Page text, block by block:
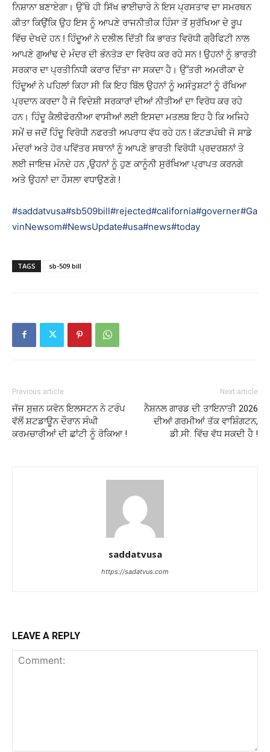
ਨਿਸ਼ਾਨਾ ਬਣਾਏਗਾ। ਉੱਥੇ ਹੀ ਸਿੱਖ ਭਾਈਚਾਰੇ ਨੇ ਇਸ ਪ੍ਰਸਤਾਵ ਦਾ ਸਮਰਥਨ
ਕੀਤਾ ਕਿਉਂਕਿ ਉਹ ਇਸ ਨੂੰ ਆਪਣੇ ਰਾਜਨੀਤੀਕ ਹਿੰਸਾ ਤੋਂ ਸੁਰੱਖਿਆ ਦੇ ਰੂਪ
ਵਿੱਚ ਦੇਖਦੇ ਹਨ ! ਹਿੰਦੂਆਂ ਨੇ ਦਲੀਲ ਦਿੱਤੀ ਕਿ ਭਾਰਤ ਵਿਰੋਧੀ ਗ੍ਰੈਫਿਟੀ ਨਾਲ
ਆਪਣੇ ਗੁਆਂਢ ਦੇ ਮੰਦਰ ਦੀ ਭੰਨਤੋੜ ਦਾ ਵਿਰੋਧ ਕਰ ਰਹੇ ਸਨ ! ਉਹਨਾਂ ਨੂੰ ਭਾਰਤੀ
ਸਰਕਾਰ ਦਾ ਪ੍ਰਤੀਨਿਧੀ ਕਰਾਰ ਦਿੱਤਾ ਜਾ ਸਕਦਾ ਹੈ। ਉੱਤਰੀ ਅਮਰੀਕਾ ਦੇ
ਹਿੰਦੂਆਂ ਨੇ ਪਹਿਲਾਂ ਕਿਹਾ ਸੀ ਕਿ ਇਹ ਬਿੱਲ ਉਹਨਾਂ ਨੂੰ ਅਸੰਤੁਸ਼ਟਾਂ ਨੂੰ ਰੱਖਿਆ
ਪ੍ਰਦਾਨ ਕਰਦਾ ਹੈ ਜੋ ਵਿਦੇਸ਼ੀ ਸਰਕਾਰਾਂ ਦੀਆਂ ਨੀਤੀਆਂ ਦਾ ਵਿਰੋਧ ਕਰ ਰਹੇ
ਹਨ। ਹਿੰਦੂ ਕੈਲੀਫੋਰਨੀਆ ਵਾਸੀਆਂ ਲਈ ਇਸਦਾ ਮਤਲਬ ਇਹ ਹੈ ਕਿ ਅਜਿਹੇ
ਸਮੇਂ ਚ ਜਦੋਂ ਹਿੰਦੂ ਵਿਰੋਧੀ ਨਫਰਤੀ ਅਪਰਾਧ ਵੱਧ ਰਹੇ ਹਨ ! ਕੱਟੜਪੰਥੀ ਜੋ ਸਾਡੇ
ਮੰਦਰਾਂ ਅਤੇ ਹੋਰ ਪਵਿੱਤਰ ਸਥਾਨਾਂ ਨੂੰ ਆਪਣੇ ਭਾਰਤੀ ਵਿਰੋਧੀ ਪ੍ਰਦਰਸ਼ਨਾਂ ਤੇ
ਲਈ ਜਾਇਜ਼ ਮੰਨਦੇ ਹਨ ,ਉਹਨਾਂ ਨੂੰ ਹੁਣ ਕਾਨੂੰਨੀ ਸੁਰੱਖਿਆ ਪ੍ਰਾਪਤ ਕਰਨਗੇ
ਅਤੇ ਉਹਨਾਂ ਦਾ ਹੌਸਲਾ ਵਧਾਉਣਗੇ !
#saddatvusa#sb509bill#rejected#california#governer#Ga
vinNewsom#NewsUpdate#usa#news#today
TAGS sb-509 bill
Previous article
ਜੱਜ ਸੁਜ਼ਨ ਯਵੋਨ ਇਲਸਟਨ ਨੇ ਟਰੰਪ
ਵੱਲੋਂ ਸ਼ਟਡਾਊਨ ਦੌਰਾਨ ਸੰਘੀ
ਕਰਮਚਾਰੀਆਂ ਦੀ ਛਾਂਟੀ ਨੂੰ ਰੋਕਿਆ !
Next article
ਨੈਸ਼ਨਲ ਗਾਰਡ ਦੀ ਤਾਇਨਾਤੀ 2026
ਦੀਆਂ ਗਰਮੀਆਂ ਤੱਕ ਵਾਸ਼ਿੰਗਟਨ,
ਡੀ.ਸੀ. ਵਿੱਚ ਵੱਧ ਸਕਦੀ ਹੈ !
saddatvusa
https://sadatvus.com
LEAVE A REPLY